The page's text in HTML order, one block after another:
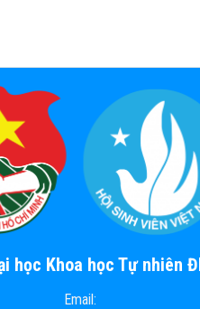
học Khoa học Tự nhiên
Email: